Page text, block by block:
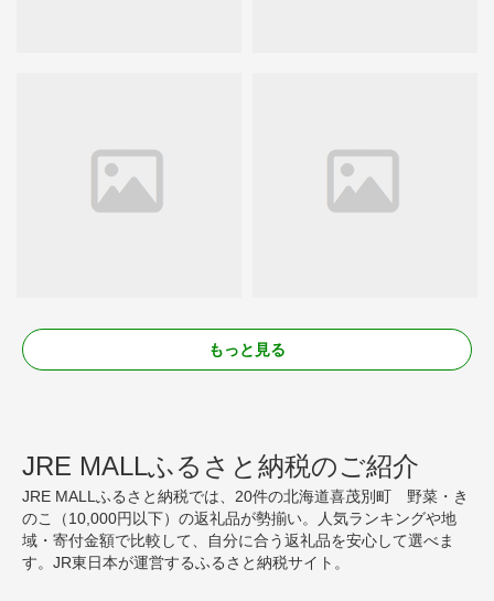
もっと見る
JRE MALLふるさと納税のご紹介
JRE MALLふるさと納税では、20件の北海道喜茂別町 野菜・き
のこ（10,000円以下）の返礼品が勢揃い。人気ランキングや地
域・寄付金額で比較して、自分に合う返礼品を安心して選べま
す。JR東日本が運営するふるさと納税サイト。